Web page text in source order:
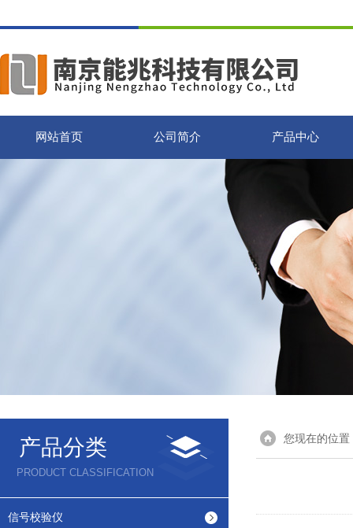
网站首页 公司简介 产品中心
产品分类
PRODUCT CLASSIFICATION
信号校验仪
您现在的位置